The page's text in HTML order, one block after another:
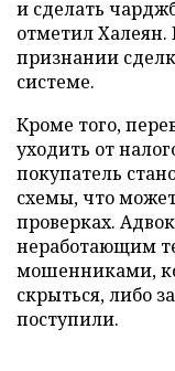
и сделать
отметил Халеян.
признании
системе.
Кроме того,
уходить от
покупатель
схемы, что
проверках.
неработающим
мошенниками,
скрыться, либо
поступили.